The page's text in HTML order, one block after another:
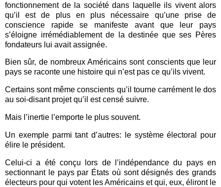
fonctionnement de la société dans laquelle ils vivent alors
qu’il est de plus en plus nécessaire qu’une prise de
conscience rapide se manifeste avant que leur pays
s’éloigne irrémédiablement de la destinée que ses Pères
fondateurs lui avait assignée.
Bien sûr, de nombreux Américains sont conscients que leur
pays se raconte une histoire qui n’est pas ce qu’ils vivent.
Certains sont même conscients qu’il tourne carrément le dos
au soi-disant projet qu’il est censé suivre.
Mais l’inertie l’emporte le plus souvent.
Un exemple parmi tant d’autres: le système électoral pour
élire le président.
Celui-ci a été conçu lors de l’indépendance du pays en
sectionnant le pays par États où sont désignés des grands
électeurs pour qui votent les Américains et qui, eux, éliront le